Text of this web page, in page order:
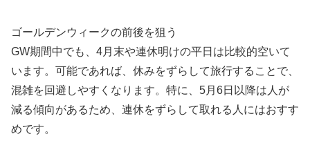
ゴールデンウィークの前後を狙う
GW期間中でも、4月末や連休明けの平日は比較的空いて
います。可能であれば、休みをずらして旅行することで、
混雑を回避しやすくなります。特に、5月6日以降は人が
減る傾向があるため、連休をずらして取れる人にはおすす
めです。